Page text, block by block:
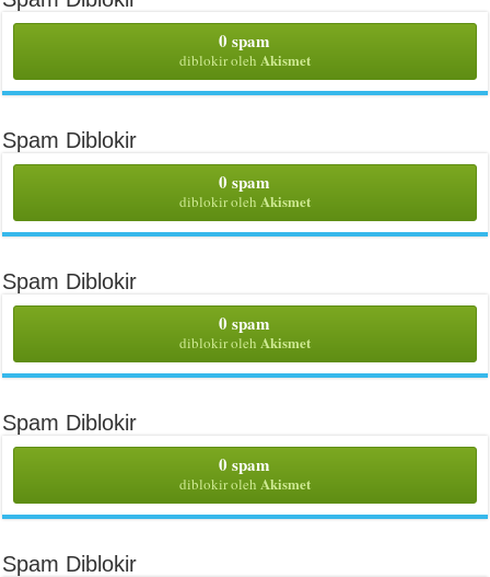
0 spam
diblokir oleh Akismet
Spam Diblokir
0 spam
diblokir oleh Akismet
Spam Diblokir
0 spam
diblokir oleh Akismet
Spam Diblokir
0 spam
diblokir oleh Akismet
Spam Diblokir